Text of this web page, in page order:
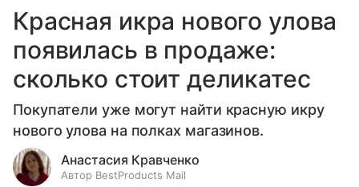
Красная икра нового улова
появилась в продаже:
сколько стоит деликатес
Покупатели уже могут найти красную икру
нового улова на полках магазинов.
Анастасия Кравченко
Автор BestProducts Mail